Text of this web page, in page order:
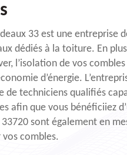
33 est une entreprise
dédiés à la toiture. En
l’isolation de vos
d’énergie.
de techniciens qualifiés
afin que vous bénéficiiez
sont également en
combles.